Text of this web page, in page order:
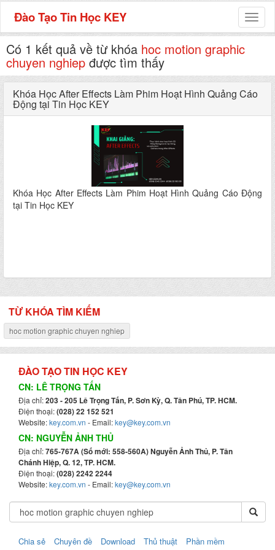
Đào Tạo Tin Học KEY
Có 1 kết quả về từ khóa hoc motion graphic
chuyen nghiep được tìm thấy
Khóa Học After Effects Làm Phim Hoạt Hình Quảng Cáo
Động tại Tin Học KEY
Khóa Học After Effects Làm Phim Hoạt Hình Quảng Cáo Động
tại Tin Học KEY
TỪ KHÓA TÌM KIẾM
hoc motion graphic chuyen nghiep
ĐÀO TẠO TIN HỌC KEY
CN: LÊ TRỌNG TẤN
Địa chỉ:203 - 205 Lê Trọng Tấn, P. Sơn Kỳ, Q. Tân Phú, TP. HCM.
Điện thoại:(028) 22 152 521
Website:key.com.vn - Email:key@key.com.vn
CN: NGUYỄN ẢNH THỦ
Địa chỉ:765-767A (Số mới: 558-560A) Nguyễn Ảnh Thủ, P. Tân
Chánh Hiệp, Q. 12, TP. HCM.
Điện thoại:(028) 2242 2244
Website:key.com.vn - Email:key@key.com.vn
Chia sẻ Chuyên đề Download Thủ thuật Phần mềm